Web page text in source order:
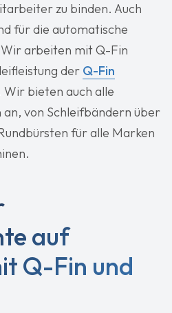
zu binden. Auch
für die automatische
arbeiten mit Q-Fin
der Q-Fin
Wir bieten auch alle
von Schleifbändern über
für alle Marken
auf
Q-Fin und